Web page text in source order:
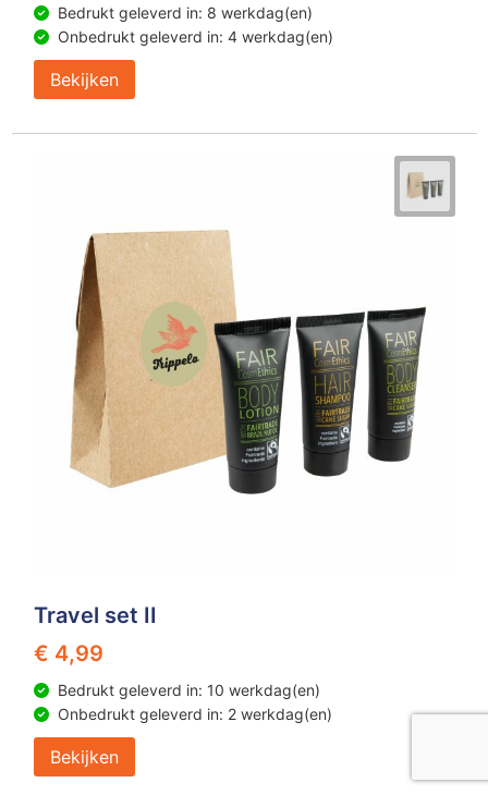
Bedrukt geleverd in: 8 werkdag(en)
Onbedrukt geleverd in: 4 werkdag(en)
Bekijken
Travel set II
€ 4,99
Bedrukt geleverd in: 10 werkdag(en)
Onbedrukt geleverd in: 2 werkdag(en)
Bekijken